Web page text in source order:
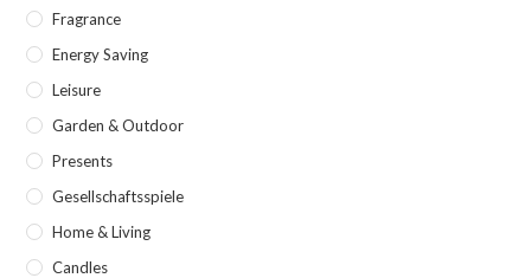
Fragrance
Energy Saving
Leisure
Garden & Outdoor
Presents
Gesellschaftsspiele
Home & Living
Candles